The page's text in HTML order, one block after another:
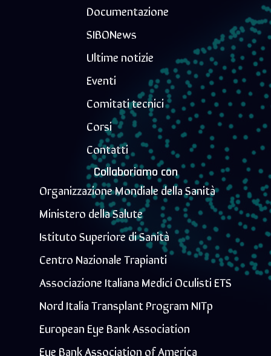
Documentazione
SIBONews
Ultime notizie
Eventi
Comitati tecnici
Corsi
Contatti
Collaboriamo con
Organizzazione Mondiale della Sanità
Ministero della Salute
Istituto Superiore di Sanità
Centro Nazionale Trapianti
Associazione Italiana Medici Oculisti ETS
Nord Italia Transplant Program NITp
European Eye Bank Association
Eye Bank Association of America